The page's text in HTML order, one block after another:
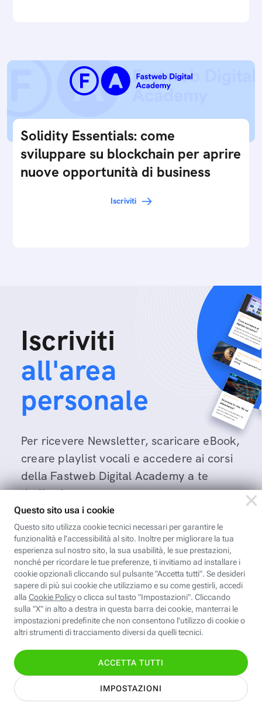
Solidity Essentials: come
sviluppare su blockchain per aprire
nuove opportunità di business
Iscriviti
Iscriviti
all'area
personale
Per ricevere Newsletter, scaricare eBook,
creare playlist vocali e accedere ai corsi
della Fastweb Digital Academy a te
dedicati.
Leggi l'informativa
Nome
Cognome